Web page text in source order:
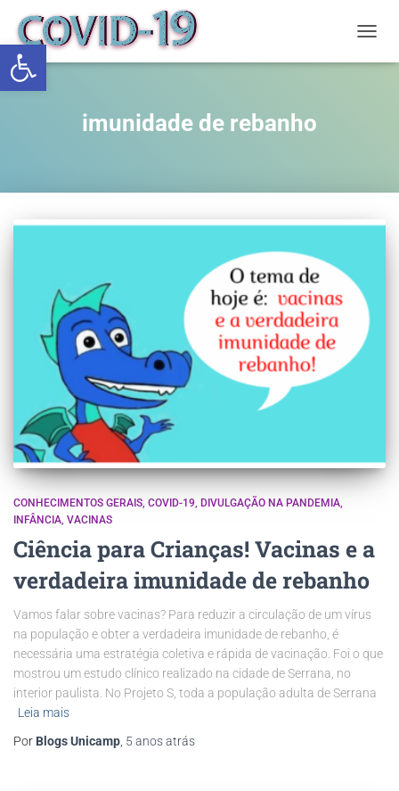
Abrir a barra de ferramentas
imunidade de rebanho
CONHECIMENTOS GERAIS COVID-19 DIVULGAÇÃO NA PANDEMIA
INFÂNCIA VACINAS
Ciência para Crianças! Vacinas e a
verdadeira imunidade de rebanho
Vamos falar sobre vacinas? Para reduzir a circulação de um vírus
na população e obter a verdadeira imunidade de rebanho, é
necessária uma estratégia coletiva e rápida de vacinação. Foi o que
mostrou um estudo clínico realizado na cidade de Serrana, no
interior paulista. No Projeto S, toda a população adulta de Serrana
Leia mais
Por Blogs Unicamp 5 anosatrás